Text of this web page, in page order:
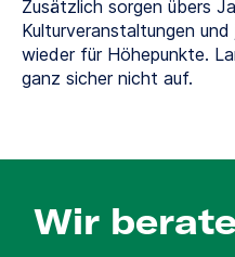
Zusätzlich sorgen übers
Kulturveranstaltungen
wieder für Höhepunkte.
ganz sicher nicht auf.
Wir